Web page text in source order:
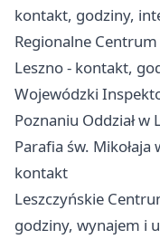
kontakt, godziny,
Regionalne
Leszno - kontakt,
Wojewódzki
Poznaniu Oddział w
Parafia św. Mikołaja
kontakt
Leszczyńskie
godziny, wynajem i